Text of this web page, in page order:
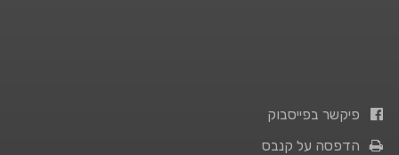
פיקשר בפייסבוק
הדפסה על קנבס